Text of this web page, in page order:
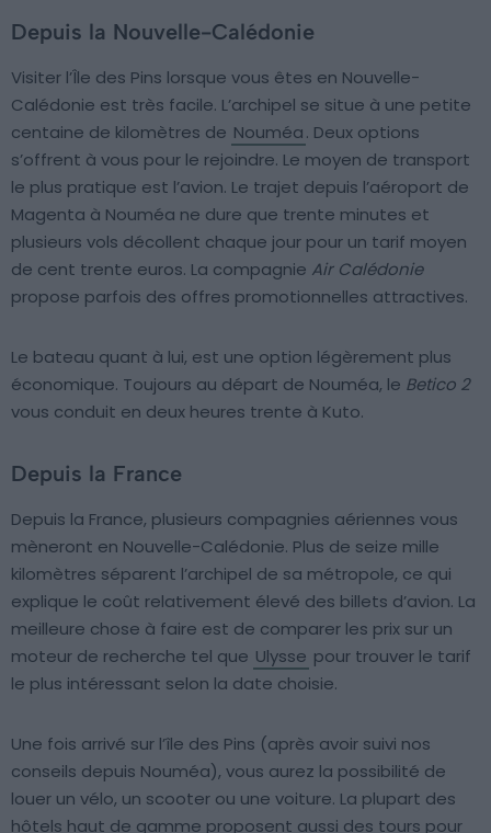
Depuis la Nouvelle-Calédonie
Visiter l’Île des Pins lorsque vous êtes en Nouvelle-
Calédonie est très facile. L’archipel se situe à une petite
centaine de kilomètres de Nouméa. Deux options
s’offrent à vous pour le rejoindre. Le moyen de transport
le plus pratique est l’avion. Le trajet depuis l’aéroport de
Magenta à Nouméa ne dure que trente minutes et
plusieurs vols décollent chaque jour pour un tarif moyen
de cent trente euros. La compagnie Air Calédonie
propose parfois des offres promotionnelles attractives.
Le bateau quant à lui, est une option légèrement plus
économique. Toujours au départ de Nouméa, le Betico 2
vous conduit en deux heures trente à Kuto.
Depuis la France
Depuis la France, plusieurs compagnies aériennes vous
mèneront en Nouvelle-Calédonie. Plus de seize mille
kilomètres séparent l’archipel de sa métropole, ce qui
explique le coût relativement élevé des billets d’avion. La
meilleure chose à faire est de comparer les prix sur un
moteur de recherche tel que Ulysse pour trouver le tarif
le plus intéressant selon la date choisie.
Une fois arrivé sur l’île des Pins (après avoir suivi nos
conseils depuis Nouméa), vous aurez la possibilité de
louer un vélo, un scooter ou une voiture. La plupart des
hôtels haut de gamme proposent aussi des tours pour